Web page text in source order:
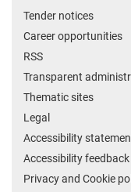
Tender notices
Career opportunities
RSS
Transparent
Thematic sites
Legal
Accessibility
Accessibility feedback
Privacy and Cookie